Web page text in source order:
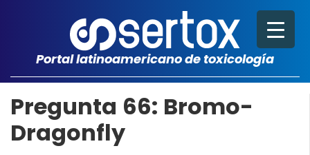
Portal latinoamericano de toxicología
Pregunta 66: Bromo-
Dragonfly